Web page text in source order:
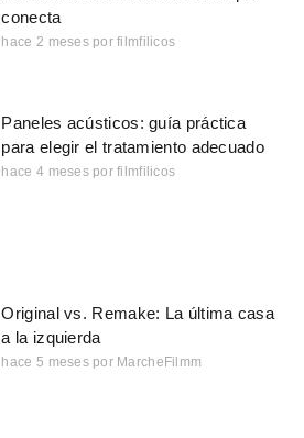
conecta
hace 2 meses por filmfilicos
Paneles acústicos: guía práctica
para elegir el tratamiento adecuado
hace 4 meses por filmfilicos
Original vs. Remake: La última casa
a la izquierda
hace 5 meses por MarcheFilmm